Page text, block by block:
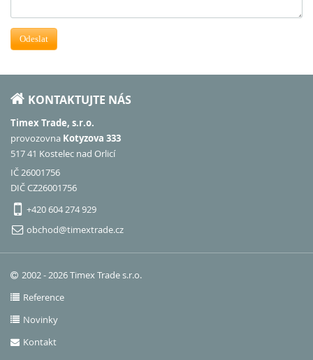
Odeslat
KONTAKTUJTE NÁS
Timex Trade, s.r.o.
provozovna Kotyzova 333
517 41 Kostelec nad Orlicí
IČ 26001756
DIČ CZ26001756
+420 604 274 929
obchod@timextrade.cz
2002 - 2026 Timex Trade s.r.o.
Reference
Novinky
Kontakt